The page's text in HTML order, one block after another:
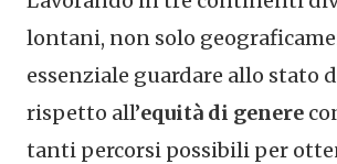
lontani, non solo
essenziale guardare allo stato
rispetto all’equità di genere
tanti percorsi possibili per